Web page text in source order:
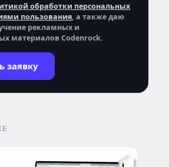
обработки персональных
пользования, а также даю
рекламных и
материалов Codenrock.
заявку